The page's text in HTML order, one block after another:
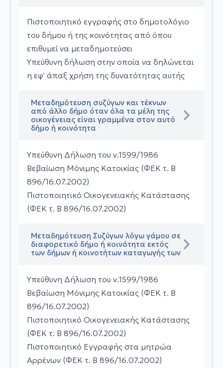
Πιστοποιητικό εγγραφής στο δημοτολόγιο
του δήμου ή της κοινότητας από όπου
επιθυμεί να μεταδημοτεύσει
Υπεύθυνη δήλωση στην οποία να δηλώνεται
η εφ' άπαξ χρήση της δυνατότητας αυτής
Μεταδημότευση συζύγων και τέκνων
από άλλο δήμο όταν όλα τα μέλη της
οικογένειας είναι γραμμένα στον αυτό
δήμο ή κοινότητα
Υπεύθυνη Δήλωση του ν.1599/1986
Βεβαίωση Μόνιμης Κατοικίας (ΦΕΚ τ. Β
896/16.07.2002)
Πιστοποιητικό Οικογενειακής Κατάστασης
(ΦΕΚ τ. Β 896/16.07.2002)
Μεταδημότευση Συζύγων λόγω γάμου σε
διαφορετικό δήμο ή κοινότητα εκτός
των δήμων ή κοινοτήτων καταγωγής των
Υπεύθυνη Δήλωση του ν.1599/1986
Βεβαίωση Μόνιμης Κατοικίας (ΦΕΚ τ. Β
896/16.07.2002)
Πιστοποιητικό Οικογενειακής Κατάστασης
(ΦΕΚ τ. Β 896/16.07.2002)
Πιστοποιητικό Εγγραφής στα μητρώα
Αρρένων (ΦΕΚ τ. Β 896/16.07.2002)